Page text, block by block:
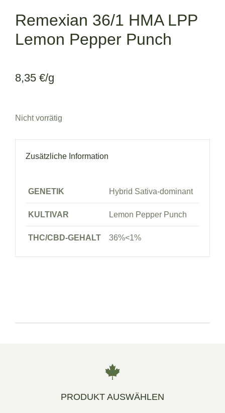
Remexian 36/1 HMA LPP
Lemon Pepper Punch
8,35 €/g
Nicht vorrätig
Zusätzliche Information
GENETIK Hybrid Sativa-dominant
KULTIVAR Lemon Pepper Punch
THC/CBD-GEHALT 36%<1%
PRODUKT AUSWÄHLEN